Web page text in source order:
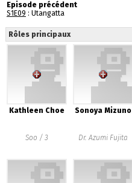
Episode précédent
S1E09 : Utangatta
Rôles principaux
Kathleen Choe
Soo / 3
Sonoya Mizuno
Dr. Azumi Fujita